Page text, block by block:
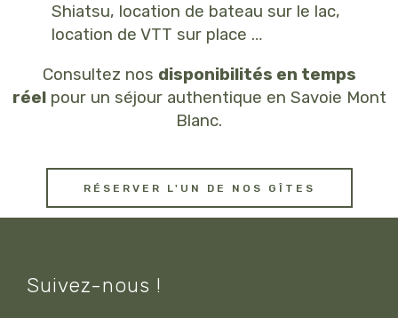
Shiatsu, location de bateau sur le lac,
location de VTT sur place …
Consultez nos disponibilités en temps
réelpour un séjour authentique en Savoie Mont
Blanc.
RÉSERVER L'UN DE NOS GÎTES
Suivez-nous !